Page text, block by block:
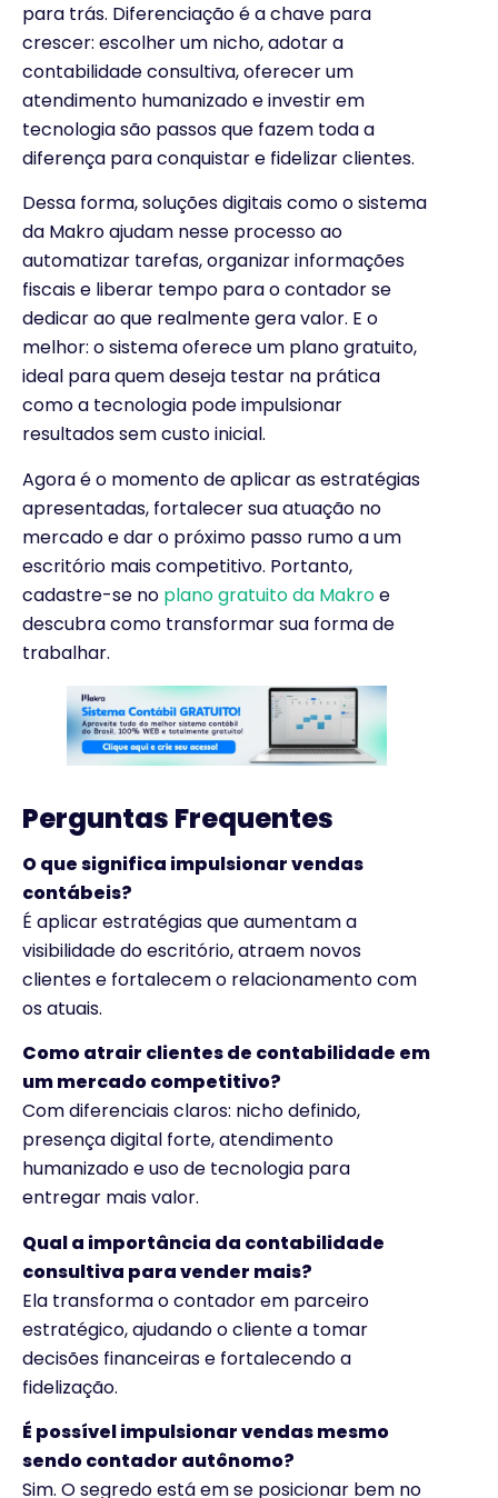
para trás. Diferenciação é a chave para
crescer: escolher um nicho, adotar a
contabilidade consultiva, oferecer um
atendimento humanizado e investir em
tecnologia são passos que fazem toda a
diferença para conquistar e fidelizar clientes.
Dessa forma, soluções digitais como o sistema
da Makro ajudam nesse processo ao
automatizar tarefas, organizar informações
fiscais e liberar tempo para o contador se
dedicar ao que realmente gera valor. E o
melhor: o sistema oferece um plano gratuito,
ideal para quem deseja testar na prática
como a tecnologia pode impulsionar
resultados sem custo inicial.
Agora é o momento de aplicar as estratégias
apresentadas, fortalecer sua atuação no
mercado e dar o próximo passo rumo a um
escritório mais competitivo. Portanto,
cadastre-se no plano gratuito da Makroe
descubra como transformar sua forma de
trabalhar.
Perguntas Frequentes
O que significa impulsionar vendas
contábeis?
É aplicar estratégias que aumentam a
visibilidade do escritório, atraem novos
clientes e fortalecem o relacionamento com
os atuais.
Como atrair clientes de contabilidade em
um mercado competitivo?
Com diferenciais claros: nicho definido,
presença digital forte, atendimento
humanizado e uso de tecnologia para
entregar mais valor.
Qual a importância da contabilidade
consultiva para vender mais?
Ela transforma o contador em parceiro
estratégico, ajudando o cliente a tomar
decisões financeiras e fortalecendo a
fidelização.
É possível impulsionar vendas mesmo
sendo contador autônomo?
Sim. O segredo está em se posicionar bem no